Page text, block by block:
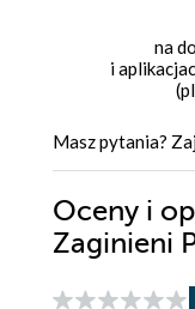
na
i
Masz pytania?
Oceny i
Zaginieni